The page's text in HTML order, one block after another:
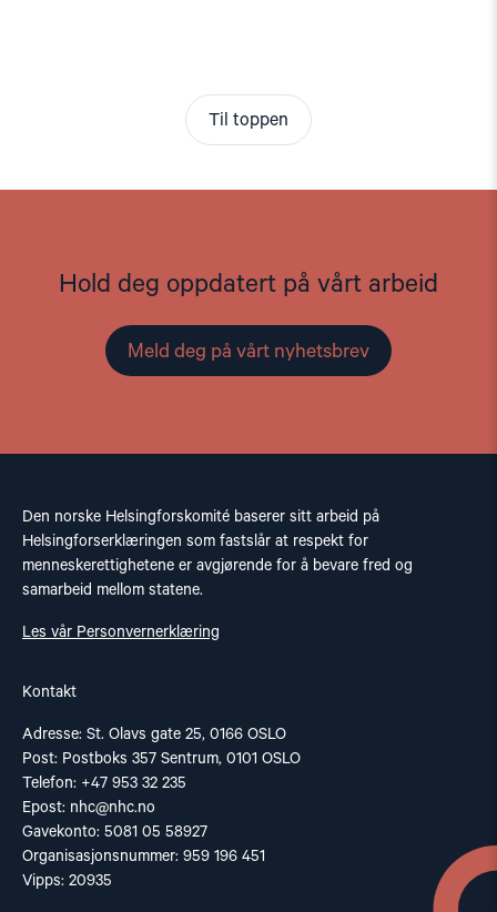
Til toppen
Hold deg oppdatert på vårt arbeid
Meld deg på vårt nyhetsbrev
Den norske Helsingforskomité baserer sitt arbeid på
Helsingforserklæringen som fastslår at respekt for
menneskerettighetene er avgjørende for å bevare fred og
samarbeid mellom statene.
Les vår Personvernerklæring
Kontakt
Adresse: St. Olavs gate 25, 0166 OSLO
Post: Postboks 357 Sentrum, 0101 OSLO
Telefon: +47 953 32 235
Epost: nhc@nhc.no
Gavekonto: 5081 05 58927
Organisasjonsnummer: 959 196 451
Vipps: 20935